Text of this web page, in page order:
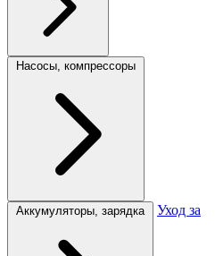
Насосы, компрессоры
Аккумуляторы, зарядка Уход за